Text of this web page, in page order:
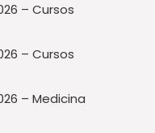
– Cursos
– Cursos
– Medicina